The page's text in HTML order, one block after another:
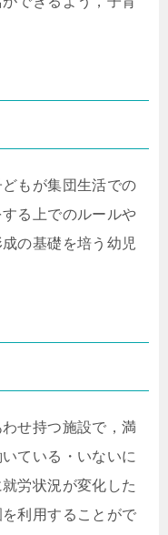
もが集団生活での
る上でのルールや
の基礎を培う幼児
せ持つ施設で，満
ている・いないに
労状況が変化した
利用することがで